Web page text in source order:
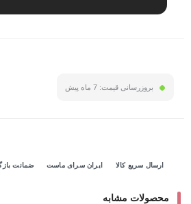
بروزرسانی قیمت: 7 ماه پیش
ارسال سریع کالا ایران سرای ماست ضمانت
محصولات مشابه